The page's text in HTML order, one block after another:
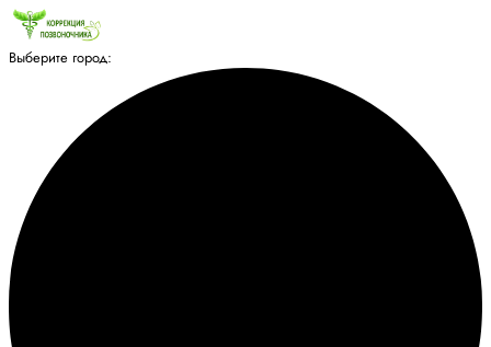
Выберите город: